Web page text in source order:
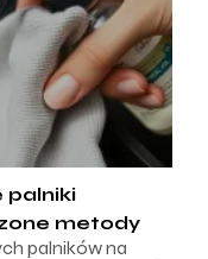
palniki
metody
palników na